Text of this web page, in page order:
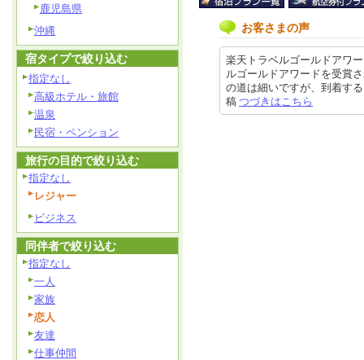
お客さまの声
楽天トラベルゴールドアワ
ルゴールドアワードを受賞
の道は細いですが、到着す
稿 つづきはこちら
鹿児島県
沖縄
宿タイプで絞り込む
指定なし
高級ホテル・旅館
温泉
民宿・ペンション
旅行の目的で絞り込む
指定なし
レジャー
ビジネス
同伴者で絞り込む
指定なし
一人
家族
恋人
友達
仕事仲間